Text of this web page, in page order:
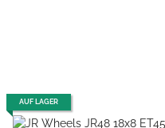
AUF LAGER